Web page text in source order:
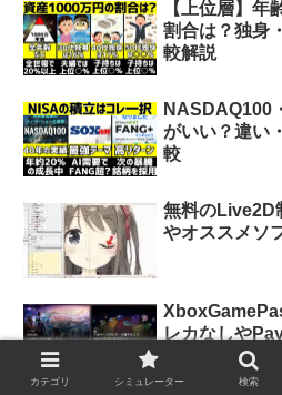
【上位層】年
割合は？独身
較解説
NASDAQ100
がいい？違い
較
無料のLive2D
やオススメソ
レカなしや
カテゴリ シミュレーター 検索